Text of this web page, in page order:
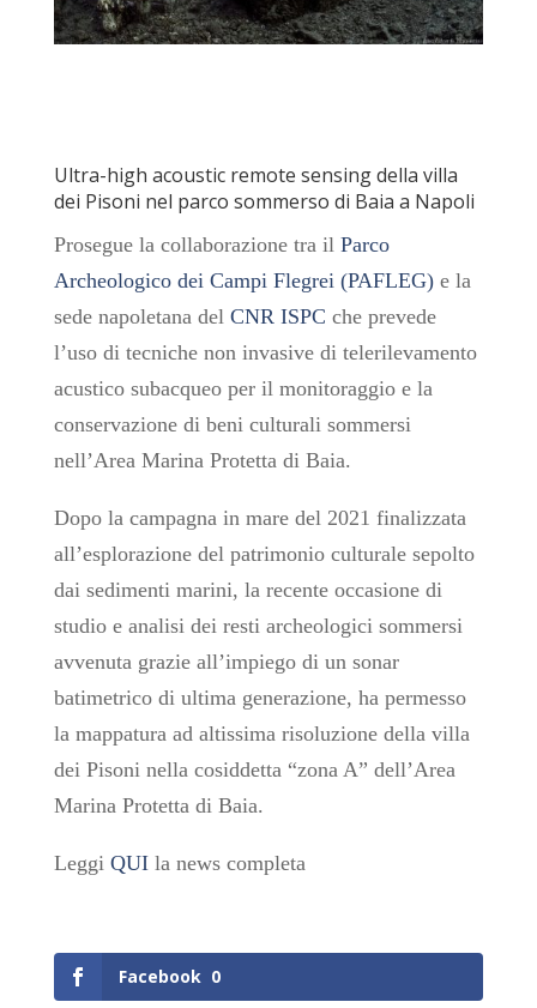
Ultra-high acoustic remote sensing della villa
dei Pisoni nel parco sommerso di Baia a Napoli
Prosegue la collaborazione tra il Parco
Archeologico dei Campi Flegrei (PAFLEG)e la
sede napoletana del CNR ISPC che prevede
l’uso di tecniche non invasive di telerilevamento
acustico subacqueo per il monitoraggio e la
conservazione di beni culturali sommersi
nell’Area Marina Protetta di Baia.
Dopo la campagna in mare del 2021 finalizzata
all’esplorazione del patrimonio culturale sepolto
dai sedimenti marini, la recente occasione di
studio e analisi dei resti archeologici sommersi
avvenuta grazie all’impiego di un sonar
batimetrico di ultima generazione, ha permesso
la mappatura ad altissima risoluzione della villa
dei Pisoni nella cosiddetta “zona A” dell’Area
Marina Protetta di Baia.
Leggi QUIla news completa
Facebook 0